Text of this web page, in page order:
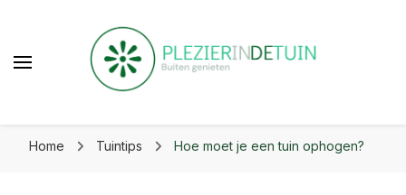
beste uit je tuin!
plezierindetuin.nl
Home Tuintips Hoe moet je een tuin ophogen?